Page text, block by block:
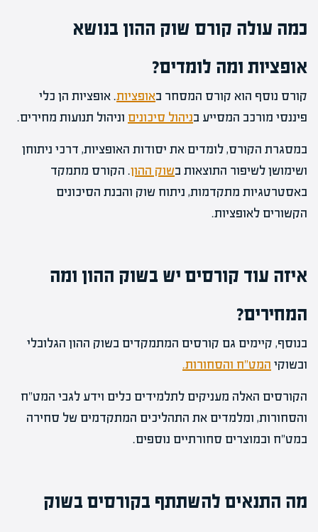
כמה עולה קורס שוק ההון בנושא
אופציות ומה לומדים?
קורס נוסף הוא קורס המסחר באופציות. אופציות הן כלי
פיננסי מורכב המסייע בניהול סיכונים וניהול תנועות מחירים.
במסגרת הקורס, לומדים את יסודות האופציות, דרכי ניתוחן
ושימושן לשיפור התוצאות בשוק ההון. הקורס מתמקד
באסטרטגיות מתקדמות, ניתוח שוק והבנת הסיכונים
הקשורים לאופציות.
איזה עוד קורסים יש בשוק ההון ומה
המחירים?
בנוסף, קיימים גם קורסים המתמקדים בשוק ההון הגלובלי
ובשוקי המט"ח והסחורות.
הקורסים האלה מעניקים לתלמידים כלים וידע לגבי המט"ח
והסחורות, ומלמדים את התהליכים המתקדמים של סחירה
במט"ח ובמוצרים סחורתיים נוספים.
מה התנאים להשתתף בקורסים בשוק